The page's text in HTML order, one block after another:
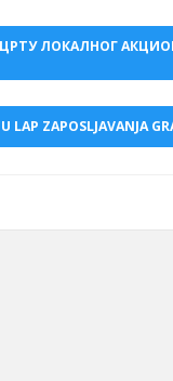
ЛОКАЛНОГ
LAP ZAPOSLJAVANJA